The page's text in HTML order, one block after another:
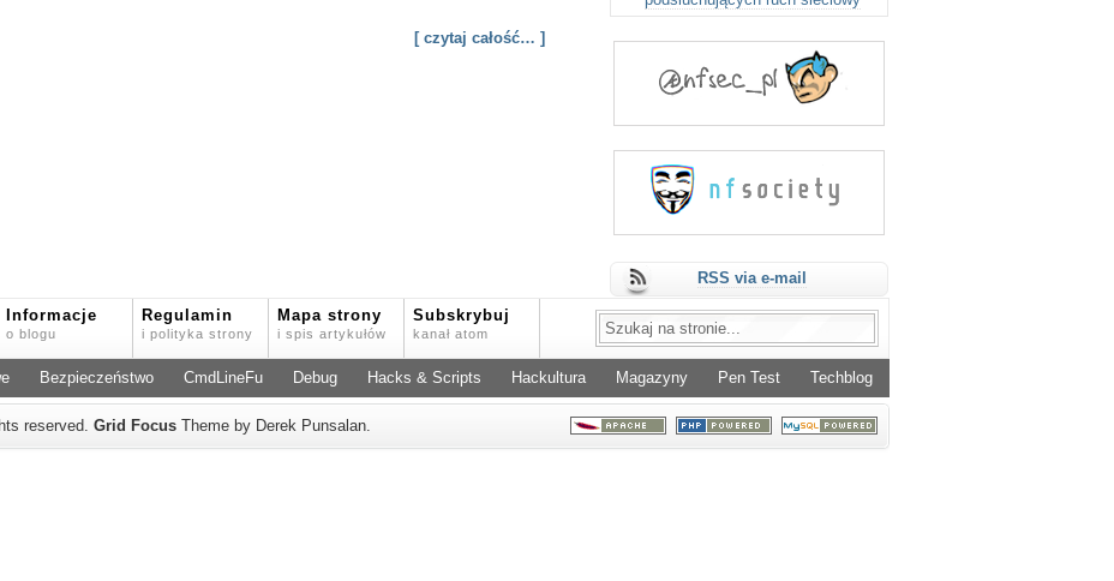
[ czytaj całość… ]
RSS via e-mail
Informacje
o blogu
Regulamin
i polityka strony
Mapa strony
i spis artykułów
Subskrybuj
kanał atom
Bezpieczeństwo CmdLineFu Debug Hacks & Scripts Hackultura Magazyny Pen Test Techblog
reserved. Grid Focus Theme by Derek Punsalan.